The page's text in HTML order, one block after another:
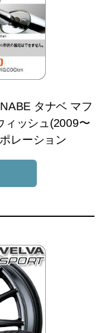
タナベ マフ
ィッシュ(2009〜
レーション